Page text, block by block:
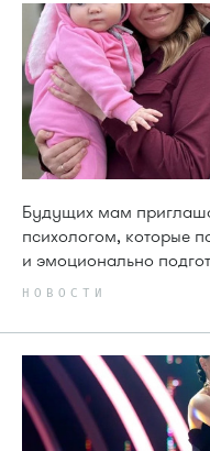
Будущих мам
психологом, которые
и эмоционально
НОВОСТИ